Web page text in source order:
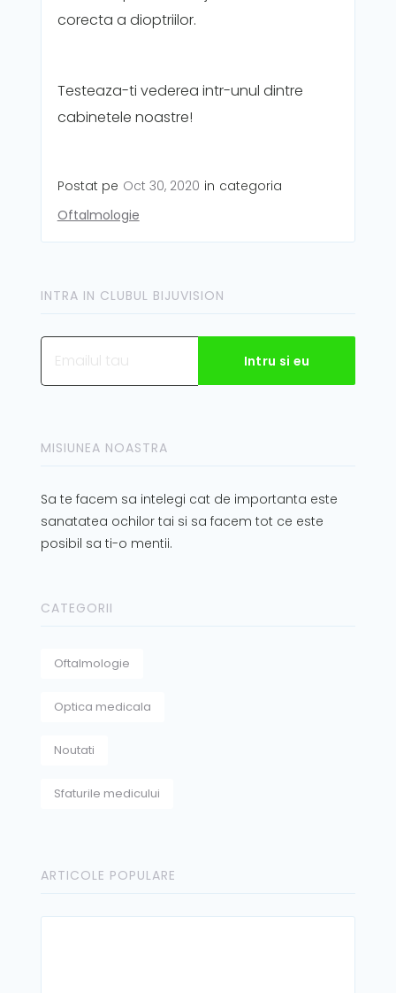
corecta a dioptriilor.
Testeaza-ti vederea intr-unul dintre
cabinetele noastre!
Postat pe Oct 30, 2020 in categoria
Oftalmologie
INTRA IN CLUBUL BIJUVISION
MISIUNEA NOASTRA
Sa te facem sa intelegi cat de importanta este
sanatatea ochilor tai si sa facem tot ce este
posibil sa ti-o mentii.
CATEGORII
Oftalmologie
Optica medicala
Noutati
Sfaturile medicului
ARTICOLE POPULARE